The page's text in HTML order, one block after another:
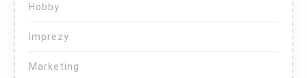
Hobby
Imprezy
Marketing